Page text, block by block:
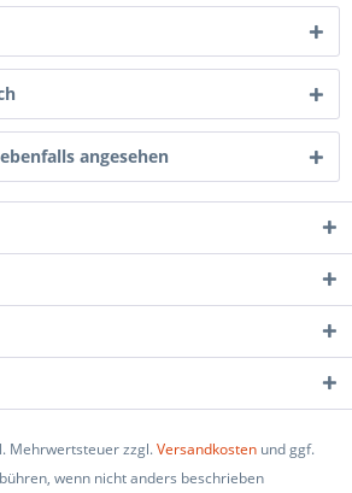
angesehen
Mehrwertsteuer zzgl.Versandkosten und ggf.
wenn nicht anders beschrieben